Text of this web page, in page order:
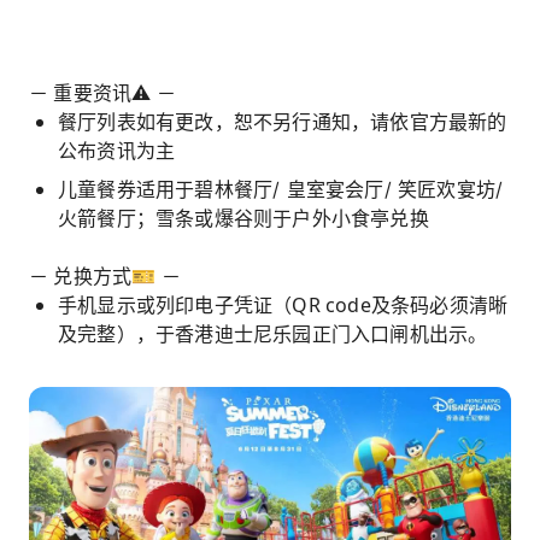
－ 重要资讯⚠️ －
餐厅列表如有更改，恕不另行通知，请依官方最新的
公布资讯为主
儿童餐券适用于碧林餐厅/ 皇室宴会厅/ 笑匠欢宴坊/
火箭餐厅；雪条或爆谷则于户外小食亭兑换
－ 兑换方式🎫 －
手机显示或列印电子凭证（QR code及条码必须清晰
及完整），于香港迪士尼乐园正门入口闸机出示。